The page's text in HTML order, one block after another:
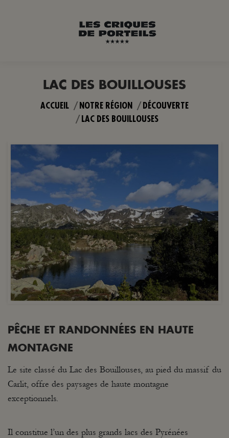
LAC DES BOUILLOUSES
Vous êtes ici :
ACCUEIL NOTRE RÉGION
DÉCOUVERTE
LAC DES BOUILLOUSES
PÊCHE ET RANDONNÉES EN HAUTE
MONTAGNE
Le site classé du Lac des Bouillouses, au pied du massif du
Carlit, offre des paysages de haute montagne
exceptionnels.
Il constitue l’un des plus grands lacs des Pyrénées